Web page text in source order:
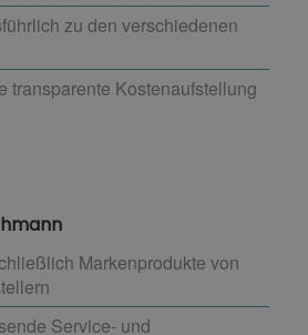
zu den verschiedenen
transparente Kostenaufstellung
Markenprodukte von
Service- und